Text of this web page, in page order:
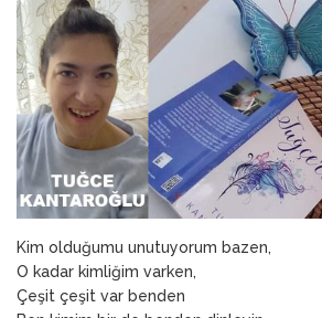
23 Mart 2026 ANNEM
Kim olduğumu unutuyorum bazen,
O kadar kimliğim varken,
Çeşit çeşit var benden